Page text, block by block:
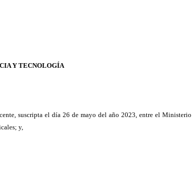
Y TECNOLOGÍA
suscripta el día 26 de mayo del año 2023, entre el
y,